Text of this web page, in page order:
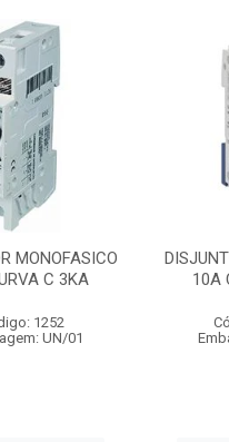
DISJUNTOR MONOFASICO
10A CURVA C 3KA
Embalagem: UN/01